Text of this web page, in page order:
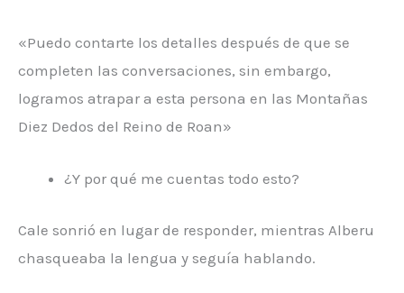
«Puedo contarte los detalles después de que se
completen las conversaciones, sin embargo,
logramos atrapar a esta persona en las Montañas
Diez Dedos del Reino de Roan»
¿Y por qué me cuentas todo esto?
Cale sonrió en lugar de responder, mientras Alberu
chasqueaba la lengua y seguía hablando.